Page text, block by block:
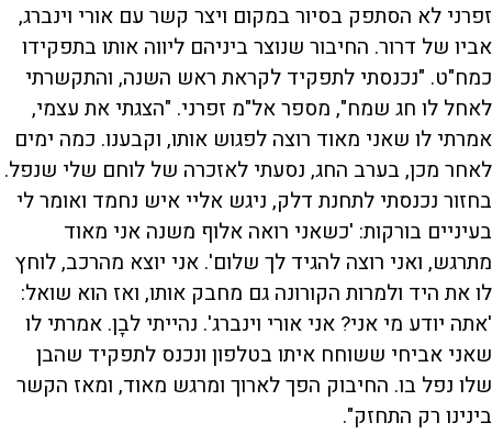
זפרני לא הסתפק בסיור במקום ויצר קשר עם אורי וינברג,
אביו של דרור. החיבור שנוצר ביניהם ליווה אותו בתפקידו
כמח"ט. "נכנסתי לתפקיד לקראת ראש השנה, והתקשרתי
לאחל לו חג שמח", מספר אל"מ זפרני. "הצגתי את עצמי,
אמרתי לו שאני מאוד רוצה לפגוש אותו, וקבענו. כמה ימים
לאחר מכן, בערב החג, נסעתי לאזכרה של לוחם שלי שנפל.
בחזור נכנסתי לתחנת דלק, ניגש אליי איש נחמד ואומר לי
בעיניים בורקות: 'כשאני רואה אלוף משנה אני מאוד
מתרגש, ואני רוצה להגיד לך שלום'. אני יוצא מהרכב, לוחץ
לו את היד ולמרות הקורונה גם מחבק אותו, ואז הוא שואל:
'אתה יודע מי אני? אני אורי וינברג'. נהייתי לבָן. אמרתי לו
שאני אביחי ששוחח איתו בטלפון ונכנס לתפקיד שהבן
שלו נפל בו. החיבוק הפך לארוך ומרגש מאוד, ומאז הקשר
בינינו רק התחזק".